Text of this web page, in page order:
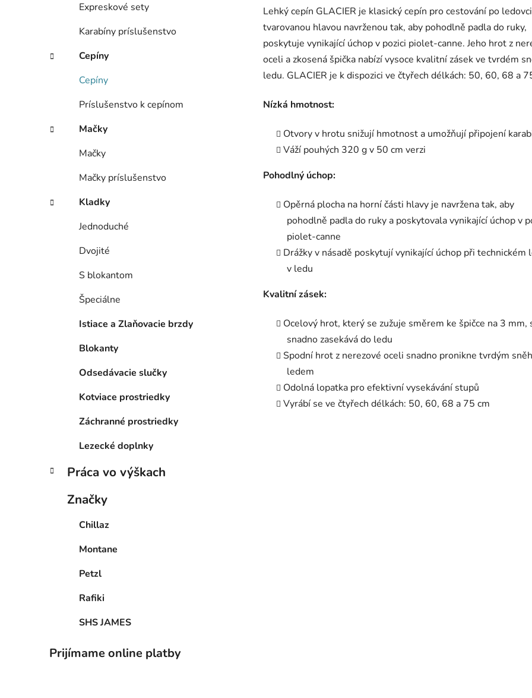
Expreskové sety
Karabíny príslušenstvo
Cepíny
Cepíny
Príslušenstvo k cepínom
Mačky
Mačky
Mačky príslušenstvo
Kladky
Jednoduché
Dvojité
S blokantom
Špeciálne
Istiace a Zlaňovacie brzdy
Blokanty
Odsedávacie slučky
Kotviace prostriedky
Záchranné prostriedky
Lezecké doplnky
Práca vo výškach
Značky
Chillaz
Montane
Petzl
Rafiki
SHS JAMES
Prijímame online platby
Lehký cepín GLACIER je klasický cepín pro cestování po
tvarovanou hlavou navrženou tak, aby pohodlně padla do ruky,
poskytuje vynikající úchop v pozici piolet-canne. Jeho hrot z
oceli a zkosená špička nabízí vysoce kvalitní zásek ve tvrdém
ledu. GLACIER je k dispozici ve čtyřech délkách: 50, 60, 68 a
Nízká hmotnost:
Otvory v hrotu snižují hmotnost a umožňují připojení
Váží pouhých 320 g v 50 cm verzi
Pohodlný úchop:
Opěrná plocha na horní části hlavy je navržena tak, aby
pohodlně padla do ruky a poskytovala vynikající úchop v
piolet-canne
Drážky v násadě poskytují vynikající úchop při technickém
v ledu
Kvalitní zásek:
Ocelový hrot, který se zužuje směrem ke špičce na 3 mm,
snadno zasekává do ledu
Spodní hrot z nerezové oceli snadno pronikne tvrdým
ledem
Odolná lopatka pro efektivní vysekávání stupů
Vyrábí se ve čtyřech délkách: 50, 60, 68 a 75 cm